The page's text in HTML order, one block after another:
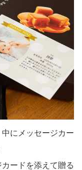
にメッセージカー
ードを添えて贈る